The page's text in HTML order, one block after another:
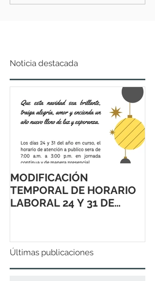
Noticia destacada
MODIFICACIÓN
TEMPORAL DE HORARIO
LABORAL 24 Y 31 DE
Últimas publicaciones